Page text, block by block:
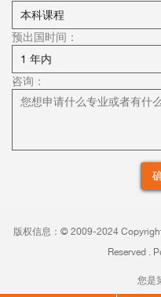
预出国时间：
咨询：
版权信息：© 2009-2024
Reserved .
您是